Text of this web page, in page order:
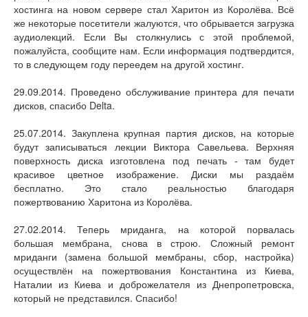
хостинга на новом сервере стал Харитон из Королёва. Всё
же некоторые посетители жалуются, что обрывается загрузка
аудиолекций. Если Вы столкнулись с этой проблемой,
пожалуйста, сообщите нам. Если информация подтвердится,
то в следующем году переедем на другой хостинг.
29.09.2014. Проведено обслуживание принтера для печати
дисков, спасибо Delta.
25.07.2014. Закуплена крупная партия дисков, на которые
будут записываться лекции Виктора Савельева. Верхняя
поверхность диска изготовлена под печать - там будет
красивое цветное изображение. Диски мы раздаём
бесплатно. Это стало реальностью благодаря
пожертвованию Харитона из Королёва.
27.02.2014. Теперь мриданга, на которой порвалась
большая мембрана, снова в строю. Сложный ремонт
мриданги (замена большой мембраны, сбор, настройка)
осуществлён на пожертвования Константина из Киева,
Наталии из Киева и доброжелателя из Днепропетровска,
который не представился. Спасибо!